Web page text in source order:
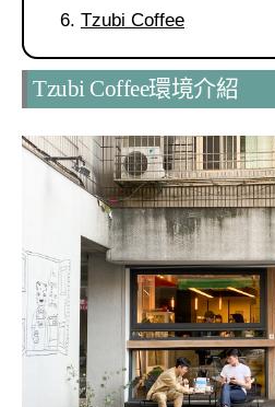
Tzubi Coffee
Tzubi Coffee環境介紹